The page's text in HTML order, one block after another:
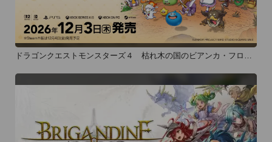
ドラゴンクエストモンスターズ４ 枯れ木の国のビアンカ・フロー